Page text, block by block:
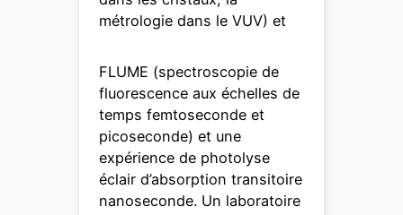
métrologie dans le VUV) et
FLUME (spectroscopie de
fluorescence aux échelles de
temps femtoseconde et
picoseconde) et une
expérience de photolyse
éclair d’absorption transitoire
nanoseconde. Un laboratoire